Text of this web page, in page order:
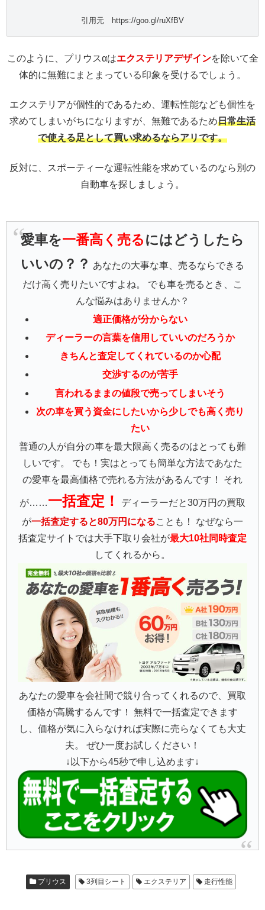
引用元 https://goo.gl/ruXfBV
このように、プリウスαはエクステリアデザインを除いて全
体的に無難にまとまっている印象を受けるでしょう。
エクステリアが個性的であるため、運転性能なども個性を
求めてしまいがちになりますが、無難であるため日常生活
で使える足として買い求めるならアリです。
反対に、スポーティーな運転性能を求めているのなら別の
自動車を探しましょう。
愛車を一番高く売るにはどうしたら
いいの？？ あなたの大事な車、売るならできる
だけ高く売りたいですよね。 でも車を売るとき、こ
んな悩みはありませんか？
適正価格が分からない
ディーラーの言葉を信用していいのだろうか
きちんと査定してくれているのか心配
交渉するのが苦手
言われるままの値段で売ってしまいそう
次の車を買う資金にしたいから少しでも高く売り
たい
普通の人が自分の車を最大限高く売るのはとっても難
しいです。 でも！実はとっても簡単な方法であなた
の愛車を最高価格で売れる方法があるんです！ それ
が……一括査定！
ディーラーだと30万円の買取
が一括査定すると80万円になることも！ なぜなら一
括査定サイトでは大手下取り会社が最大10社同時査定
してくれるから。
あなたの愛車を会社間で競り合ってくれるので、買取
価格が高騰するんです！ 無料で一括査定できます
し、価格が気に入らなければ実際に売らなくても大丈
夫。 ぜひ一度お試しください！
↓以下から45秒で申し込めます↓
プリウス 3列目シート エクステリア 走行性能